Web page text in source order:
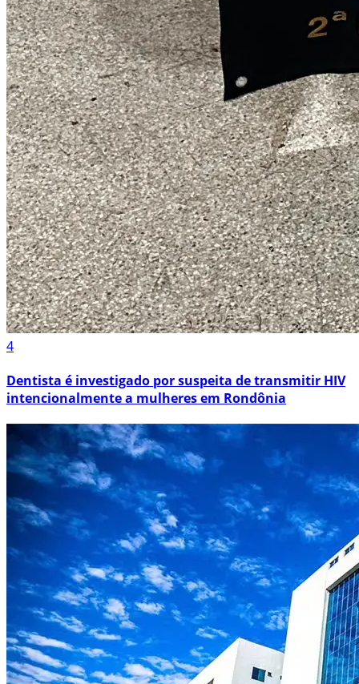
4
Dentista é investigado por suspeita de transmitir HIV
intencionalmente a mulheres em Rondônia